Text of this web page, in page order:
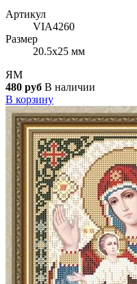
Артикул
VIA4260
Размер
20.5x25 мм
ЯМ
480 руб В наличии
В корзину